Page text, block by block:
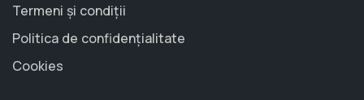
Termeni și condiții
Politica de confidențialitate
Cookies